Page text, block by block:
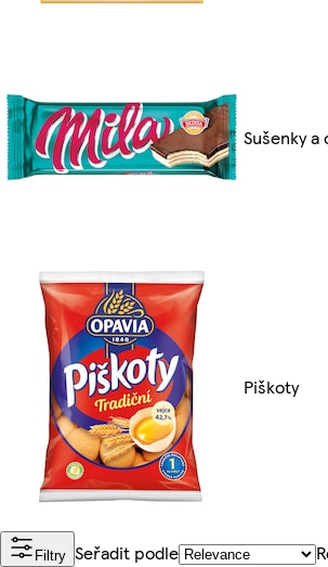
Sušenky a
Piškoty
Filtry Seřadit podle